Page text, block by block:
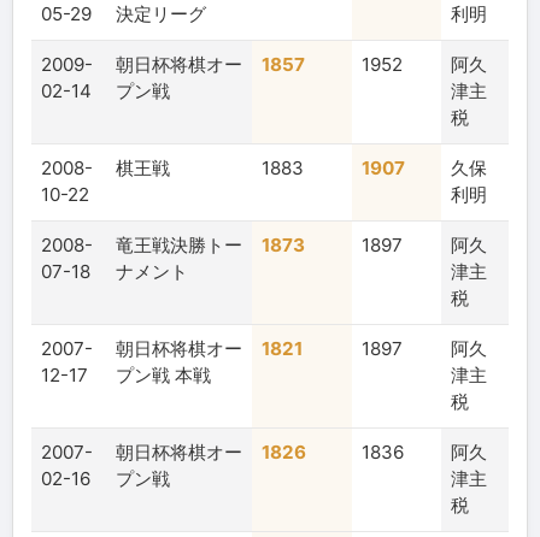
05-29
決定リーグ
利明
2009-
02-14
朝日杯将棋オー
プン戦
1857 1952
阿久
津主
税
2008-
10-22
棋王戦 1883 1907
久保
利明
2008-
07-18
竜王戦決勝トー
ナメント
1873 1897
阿久
津主
税
2007-
12-17
朝日杯将棋オー
プン戦 本戦
1821 1897
阿久
津主
税
2007-
02-16
朝日杯将棋オー
プン戦
1826 1836
阿久
津主
税